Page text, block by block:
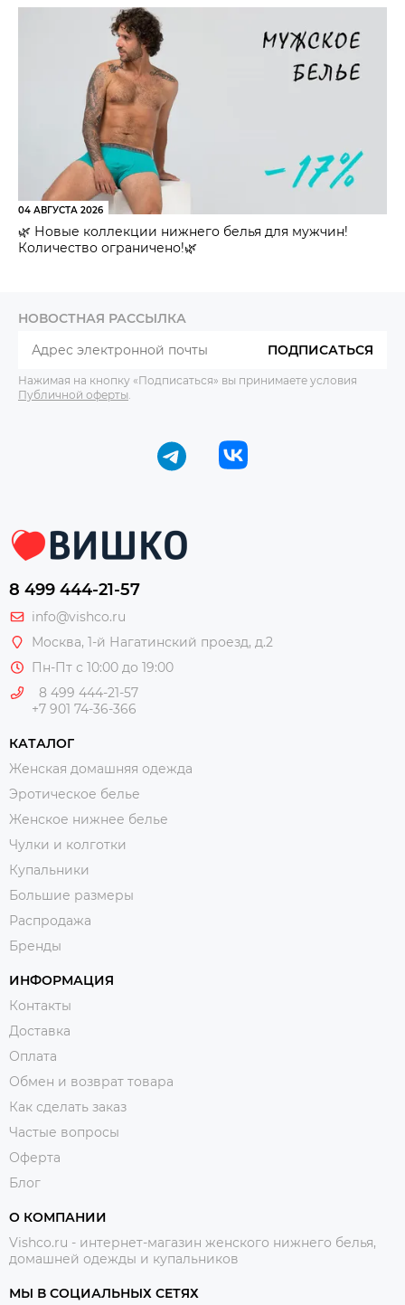
04 АВГУСТА 2026
🌿 Новые коллекции нижнего белья для мужчин!
Количество ограничено!🌿
НОВОСТНАЯ РАССЫЛКА
ПОДПИСАТЬСЯ
Нажимая на кнопку «Подписаться» вы принимаете условия
Публичной оферты
8 499 444-21-57
info@vishco.ru
Москва, 1-й Нагатинский проезд, д.2
Пн-Пт с 10:00 до 19:00
8 499 444-21-57
+7 901 74-36-366
КАТАЛОГ
Женская домашняя одежда
Эротическое белье
Женское нижнее белье
Чулки и колготки
Купальники
Большие размеры
Распродажа
Бренды
ИНФОРМАЦИЯ
Контакты
Доставка
Оплата
Обмен и возврат товара
Как сделать заказ
Частые вопросы
Оферта
Блог
О КОМПАНИИ
Vishco.ru - интернет-магазин женского нижнего белья,
домашней одежды и купальников
МЫ В СОЦИАЛЬНЫХ СЕТЯХ